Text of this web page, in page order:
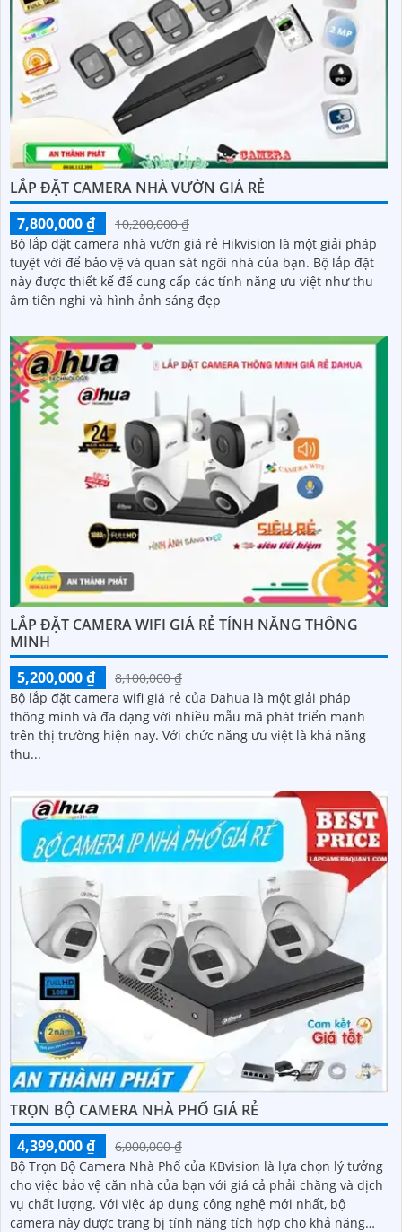
LẮP ĐẶT CAMERA NHÀ VƯỜN GIÁ RẺ
7,800,000 ₫
10,200,000 ₫
Bộ lắp đặt camera nhà vườn giá rẻ Hikvision là một giải pháp
tuyệt vời để bảo vệ và quan sát ngôi nhà của bạn. Bộ lắp đặt
này được thiết kế để cung cấp các tính năng ưu việt như thu
âm tiên nghi và hình ảnh sáng đẹp
LẮP ĐẶT CAMERA WIFI GIÁ RẺ TÍNH NĂNG THÔNG
MINH
5,200,000 ₫
8,100,000 ₫
Bộ lắp đặt camera wifi giá rẻ của Dahua là một giải pháp
thông minh và đa dạng với nhiều mẫu mã phát triển mạnh
trên thị trường hiện nay. Với chức năng ưu việt là khả năng
thu...
TRỌN BỘ CAMERA NHÀ PHỐ GIÁ RẺ
4,399,000 ₫
6,000,000 ₫
Bộ Trọn Bộ Camera Nhà Phố của KBvision là lựa chọn lý tưởng
cho việc bảo vệ căn nhà của bạn với giá cả phải chăng và dịch
vụ chất lượng. Với việc áp dụng công nghệ mới nhất, bộ
camera này được trang bị tính năng tích hợp cho khả năng